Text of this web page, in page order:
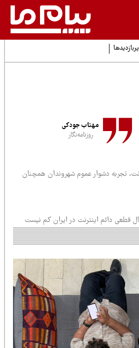
مهتاب جودکی
روزنامه‌نگار
دشوار عموم شهروندان همچنان
دائم اینترنت در ایران کم نیست